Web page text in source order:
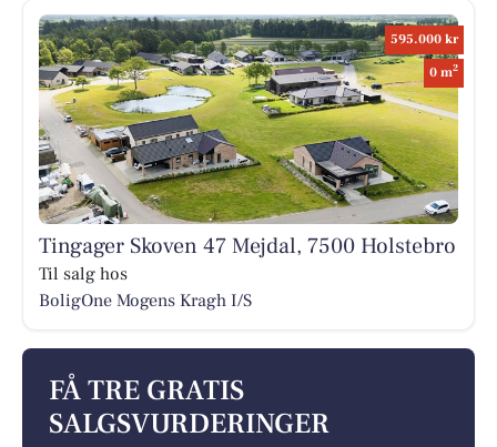
595.000 kr
0 m2
Tingager Skoven 47 Mejdal, 7500 Holstebro
Til salg hos
BoligOne Mogens Kragh I/S
FÅ TRE GRATIS
SALGSVURDERINGER